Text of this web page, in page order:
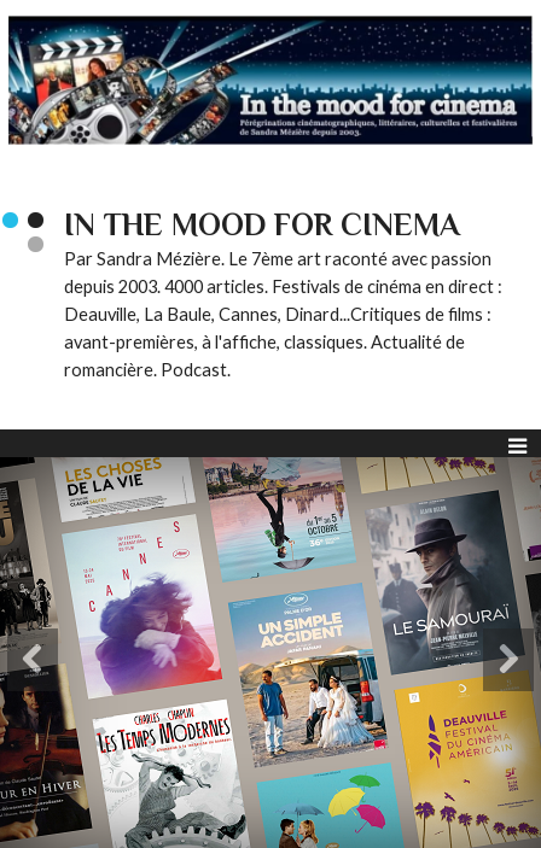
IN THE MOOD FOR CINEMA
Par Sandra Mézière. Le 7ème art raconté avec passion
depuis 2003. 4000 articles. Festivals de cinéma en direct :
Deauville, La Baule, Cannes, Dinard...Critiques de films :
avant-premières, à l'affiche, classiques. Actualité de
romancière. Podcast.